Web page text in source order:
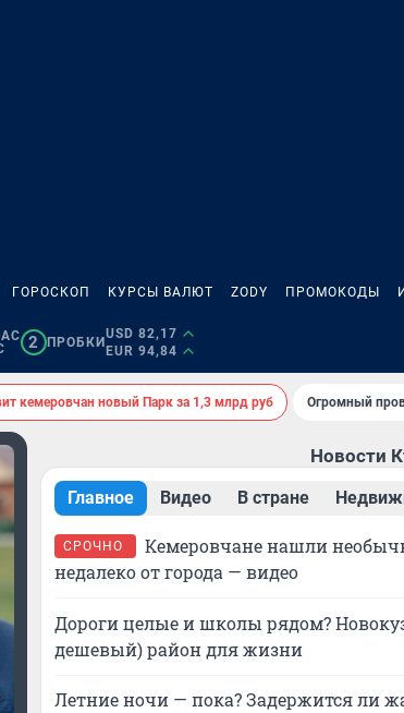
ГОРОСКОП КУРСЫ ВАЛЮТ ZODY ПРОМОКОДЫ
2 ПРОБКИ
USD 82,17
EUR 94,84
кемеровчан новый Парк за 1,3 млрд руб Огромный
Новости
Главное Видео В стране
СРОЧНО
Кемеровчане нашли
недалеко от города — видео
Дороги целые и школы рядом?
дешевый) район для жизни
Летние ночи — пока? Задержится ли